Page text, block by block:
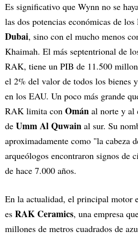
Es significativo que Wynn no se
las dos potencias económicas de los
Dubai, sino con el mucho menos
Khaimah. El más septentrional de
RAK, tiene un PIB de 11.500
el 2% del valor de todos los bienes
en los EAU. Un poco más grande
RAK limita con Omán al norte y al
de Umm Al Quwain al sur. Su
aproximadamente como "la cabeza
arqueólogos encontraron signos de
de hace 7.000 años.
En la actualidad, el principal motor
es RAK Ceramics, una empresa
millones de metros cuadrados de